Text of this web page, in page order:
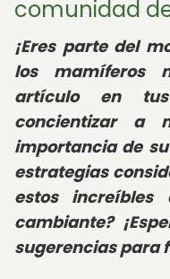
comunidad
¡Eres parte del
los mamíferos
artículo en
concientizar a
importancia de
estrategias
estos
cambiante?
sugerencias para